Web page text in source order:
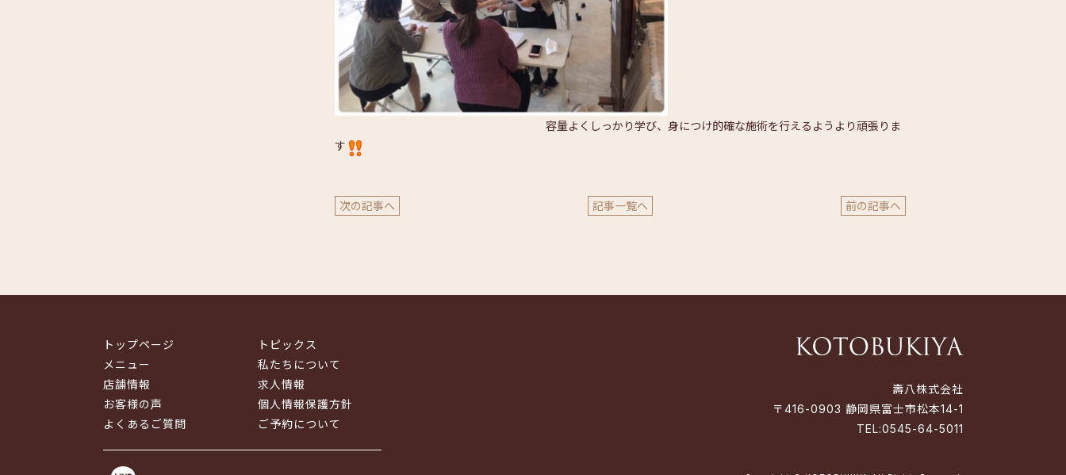
容量よくしっかり学び、身につけ的確な施術を行えるようより頑張りま
す
次の記事へ 記事一覧へ 前の記事へ
トップページ
メニュー
店舗情報
お客様の声
よくあるご質問
トピックス
私たちについて
求人情報
個人情報保護方針
ご予約について
壽八株式会社
〒416-0903 静岡県富士市松本14-1
TEL:0545-64-5011